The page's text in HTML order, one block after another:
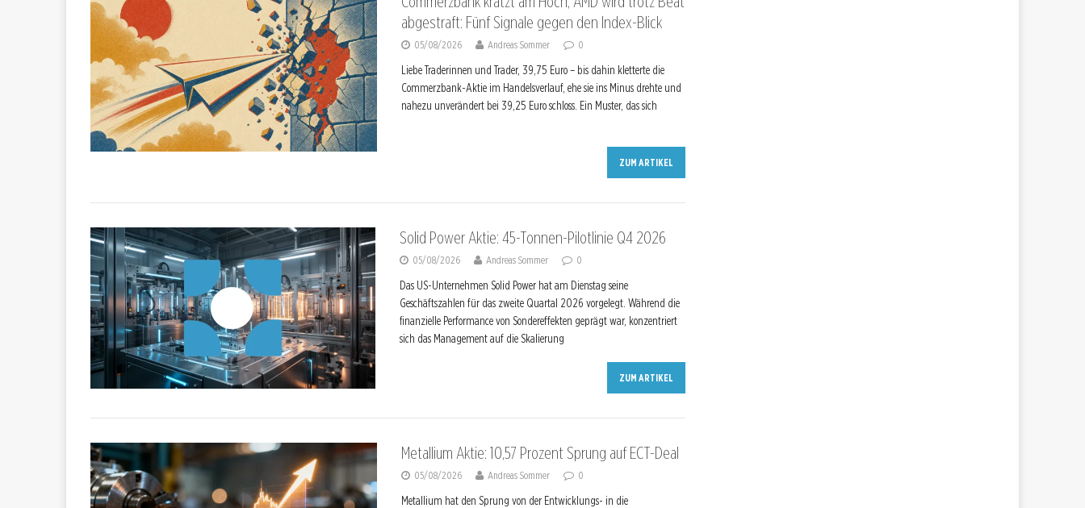
abgestraft: Fünf Signale gegen den Index-Blick
05/08/2026 Andreas Sommer 0
Liebe Traderinnen und Trader, 39,75 Euro – bis dahin kletterte die
Commerzbank-Aktie im Handelsverlauf, ehe sie ins Minus drehte und
nahezu unverändert bei 39,25 Euro schloss. Ein Muster, das sich
ZUM ARTIKEL
Solid Power Aktie: 45-Tonnen-Pilotlinie Q4 2026
05/08/2026 Andreas Sommer 0
Das US-Unternehmen Solid Power hat am Dienstag seine
Geschäftszahlen für das zweite Quartal 2026 vorgelegt. Während die
finanzielle Performance von Sondereffekten geprägt war, konzentriert
sich das Management auf die Skalierung
ZUM ARTIKEL
Metallium Aktie: 10,57 Prozent Sprung auf ECT-Deal
05/08/2026 Andreas Sommer 0
Metallium hat den Sprung von der Entwicklungs- in die